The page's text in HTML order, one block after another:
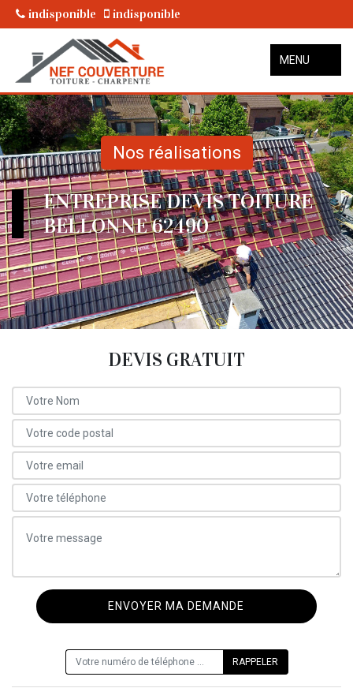
indisponible indisponible
MENU
Nos réalisations
ENTREPRISE DEVIS TOITURE
BELLONNE 62490
DEVIS GRATUIT